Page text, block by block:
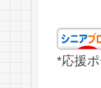
*応援